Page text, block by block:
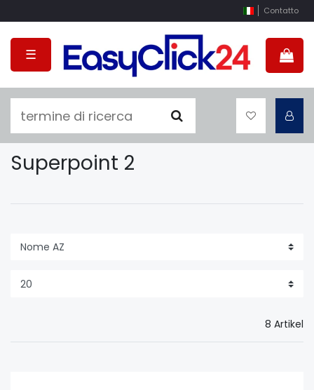
Contatto
☰
Superpoint 2
8 Artikel